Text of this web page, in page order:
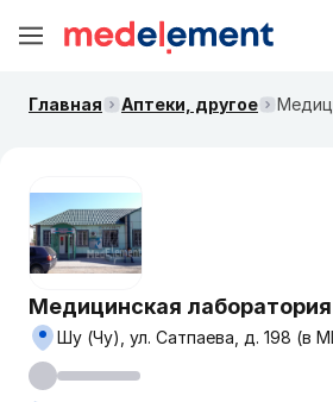
Главная Аптеки, другое
Медицинская
Шу (Чу), ул. Сатпаева, д. 198 (в